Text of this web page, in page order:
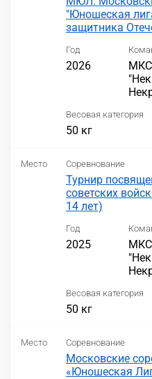
"Юношеская
защитника
Год
2026
Весовая категория
50 кг
Место Соревнование
Турнир
советских
14 лет)
Год
2025
Весовая категория
50 кг
Место Соревнование
Московские
«Юношеская